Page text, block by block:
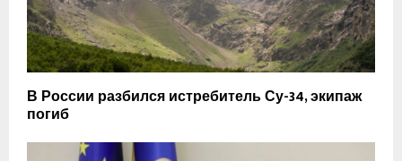
В России разбился истребитель Су-34, экипаж
погиб